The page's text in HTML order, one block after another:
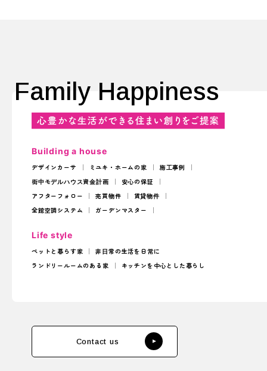
Family Happiness
Building a house
デザインカーサ ミユキ・ホームの家
施工事例
街中モデルハウス資金計画
安心の保証
アフターフォロー
売買物件
賃貸物件
全館空調システム
ガーデンマスター
Life style
ペットと暮らす家
非日常の生活を日常に
ランドリールームのある家
キッチンを中心とした暮らし
Contact us